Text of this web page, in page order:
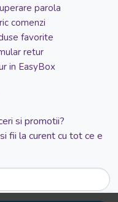
parola
comenzi
favorite
retur
in EasyBox
si promotii?
fii la curent cu tot ce e